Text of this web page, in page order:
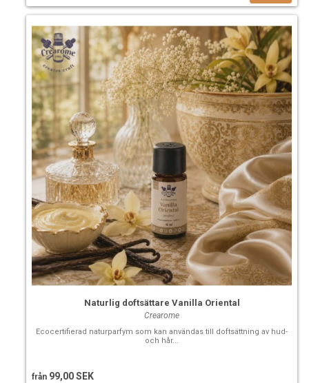
Naturlig doftsättare Vanilla Oriental
Crearome
Ecocertifierad naturparfym som kan användas till doftsättning av hud-
och hår...
från 99,00 SEK